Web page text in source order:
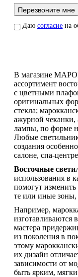
Даю согласие на
В магазине
ассортимент
с цветными
оригинальных
стекла;
ажурной чеканки,
лампы, по форме
Любые
создания
салоне, спа-
Восточные
использования в
помогут изменить
те или иные зоны,
Например,
изготавливаются
мастера
из поколения в
этому
их дизайн
зависимости от
быть ярким,